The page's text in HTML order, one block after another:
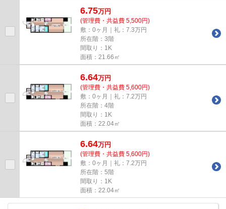
6.75万円
(管理費・共益費 5,500円)
敷：0ヶ月｜礼：7.3万円
所在階：3階
間取り：1K
面積：21.66㎡
6.64万円
(管理費・共益費 5,600円)
敷：0ヶ月｜礼：7.2万円
所在階：4階
間取り：1K
面積：22.04㎡
6.64万円
(管理費・共益費 5,600円)
敷：0ヶ月｜礼：7.2万円
所在階：5階
間取り：1K
面積：22.04㎡